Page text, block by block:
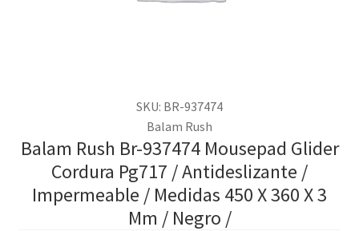
SKU: BR-937474
Balam Rush
Balam Rush Br-937474 Mousepad Glider
Cordura Pg717 / Antideslizante /
Impermeable / Medidas 450 X 360 X 3
Mm / Negro /